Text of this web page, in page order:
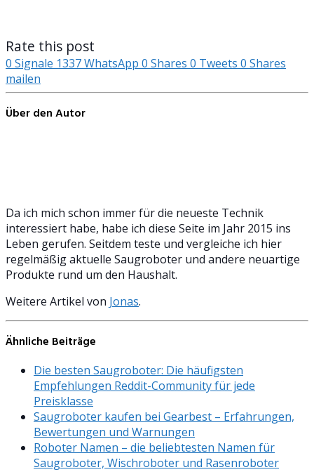
Rate this post
0 Signale 1337WhatsApp 0 Shares 0 Tweets 0 Shares
mailen
Über den Autor
Da ich mich schon immer für die neueste Technik
interessiert habe, habe ich diese Seite im Jahr 2015 ins
Leben gerufen. Seitdem teste und vergleiche ich hier
regelmäßig aktuelle Saugroboter und andere neuartige
Produkte rund um den Haushalt.
Weitere Artikel von Jonas.
Ähnliche Beiträge
Die besten Saugroboter: Die häufigsten
Empfehlungen Reddit-Community für jede
Preisklasse
Saugroboter kaufen bei Gearbest – Erfahrungen,
Bewertungen und Warnungen
Roboter Namen – die beliebtesten Namen für
Saugroboter, Wischroboter und Rasenroboter